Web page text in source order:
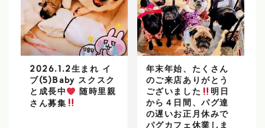
2026.1.2生まれ イ
ブ(5)Baby スクスク
と成長中
随時里親
さん募集
年末年始、たくさん
のご来店ありがとう
ございました
明日
から４日間、パグ達
の遅いお正月休みで